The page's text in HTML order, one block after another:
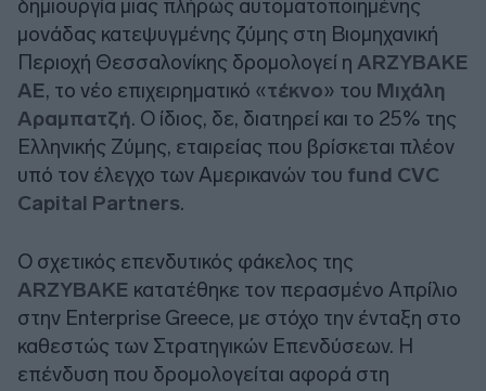
δημιουργία μιας πλήρως αυτοματοποιημένης
μονάδας κατεψυγμένης ζύμης στη Βιομηχανική
Περιοχή Θεσσαλονίκης δρομολογεί η ARZYBAKE
ΑΕ, το νέο επιχειρηματικό «τέκνο» του Μιχάλη
Αραμπατζή. Ο ίδιος, δε, διατηρεί και το 25% της
Ελληνικής Ζύμης, εταιρείας που βρίσκεται πλέον
υπό τον έλεγχο των Αμερικανών του fund CVC
Capital Partners.
Ο σχετικός επενδυτικός φάκελος της
ARZYBAKΕ κατατέθηκε τον περασμένο Απρίλιο
στην Enterprise Greece, με στόχο την ένταξη στο
καθεστώς των Στρατηγικών Επενδύσεων. Η
επένδυση που δρομολογείται αφορά στη